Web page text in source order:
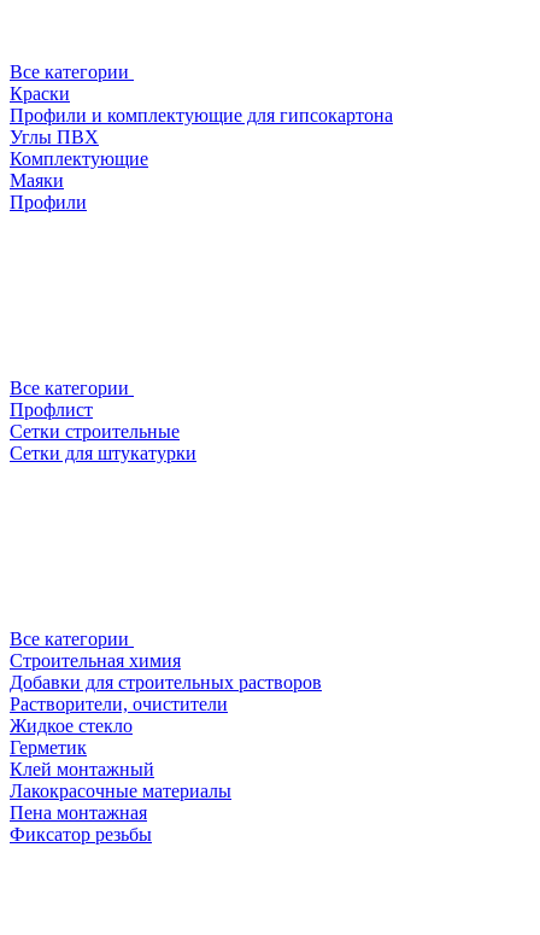
Все категории
Краски
Профили и комплектующие для гипсокартона
Углы ПВХ
Комплектующие
Маяки
Профили
Все категории
Профлист
Сетки строительные
Сетки для штукатурки
Все категории
Строительная химия
Добавки для строительных растворов
Растворители, очистители
Жидкое стекло
Герметик
Клей монтажный
Лакокрасочные материалы
Пена монтажная
Фиксатор резьбы